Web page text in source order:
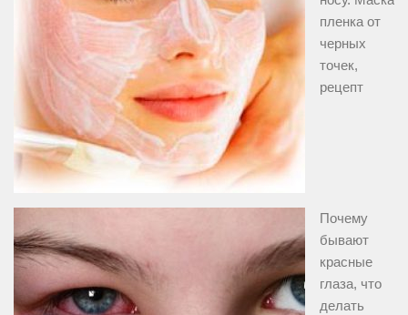
пленка от
черных
точек,
рецепт
Почему
бывают
красные
глаза, что
делать